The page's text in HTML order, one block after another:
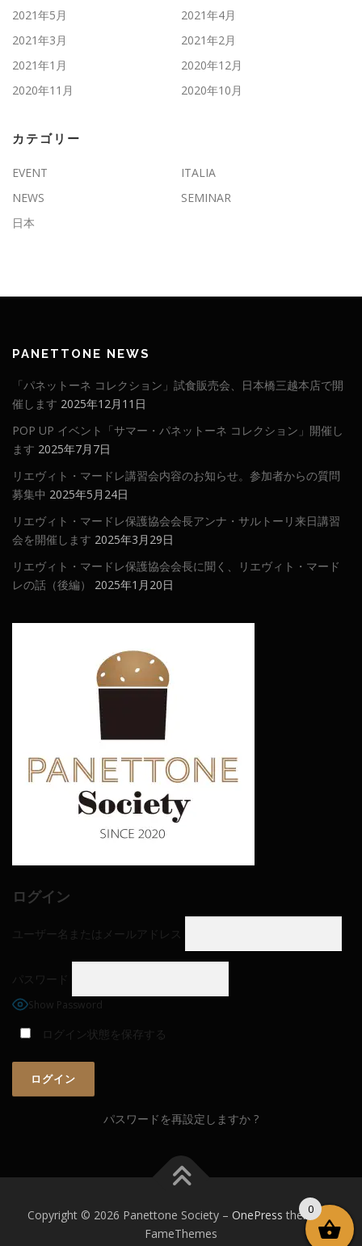
2021年5月
2021年4月
2021年3月
2021年2月
2021年1月
2020年12月
2020年11月
2020年10月
カテゴリー
EVENT
ITALIA
NEWS
SEMINAR
日本
PANETTONE NEWS
「パネットーネ コレクション」試食販売会、日本橋三越本店で開
催します 2025年12月11日
POP UP イベント「サマー・パネットーネ コレクション」開催し
ます 2025年7月7日
リエヴィト・マードレ講習会内容のお知らせ。参加者からの質問
募集中 2025年5月24日
リエヴィト・マードレ保護協会会長アンナ・サルトーリ来日講習
会を開催します 2025年3月29日
リエヴィト・マードレ保護協会会長に聞く、リエヴィト・マード
レの話（後編）
2025年1月20日
ログイン
ユーザー名またはメールアドレス
パスワード
Show Password
ログイン状態を保存する
パスワードを再設定しますか ?
Copyright © 2026 Panettone Society – OnePress theme by
FameThemes
0